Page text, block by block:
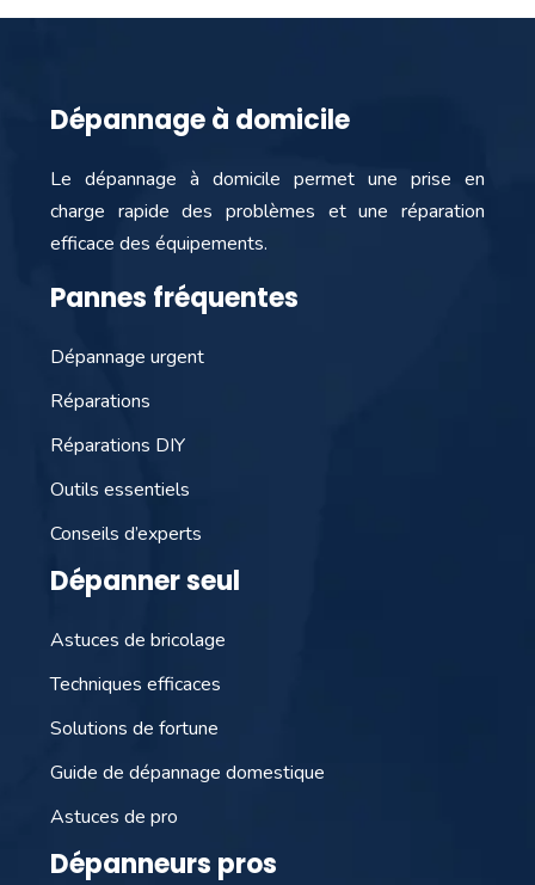
Dépannage à domicile
Le dépannage à domicile permet une prise en
charge rapide des problèmes et une réparation
efficace des équipements.
Pannes fréquentes
Dépannage urgent
Réparations
Réparations DIY
Outils essentiels
Conseils d’experts
Dépanner seul
Astuces de bricolage
Techniques efficaces
Solutions de fortune
Guide de dépannage domestique
Astuces de pro
Dépanneurs pros